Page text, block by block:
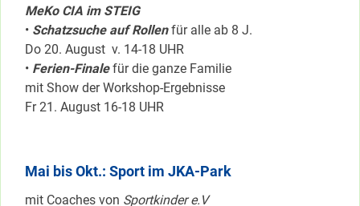
MeKo CIA im STEIG
• Schatzsuche auf Rollenfür alle ab 8 J.
Do 20. August v. 14-18 UHR
• Ferien-Finalefür die ganze Familie
mit Show der Workshop-Ergebnisse
Fr 21. August 16-18 UHR
Mai bis Okt.: Sport im JKA-Park
mit Coaches von Sportkinder e.V